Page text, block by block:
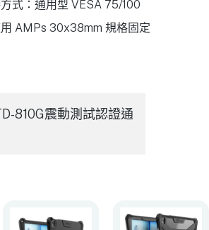
式：通用型 VESA 75/100
AMPs 30x38mm 規格固定
810G震動測試認證通